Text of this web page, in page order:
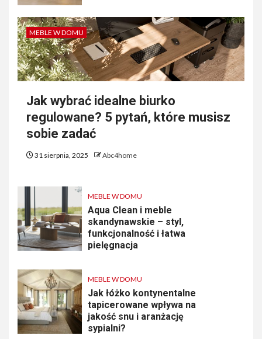
MEBLE W DOMU
Jak wybrać idealne biurko
regulowane? 5 pytań, które musisz
sobie zadać
31 sierpnia, 2025 Abc4home
MEBLE W DOMU
Aqua Clean i meble
skandynawskie – styl,
funkcjonalność i łatwa
pielęgnacja
MEBLE W DOMU
Jak łóżko kontynentalne
tapicerowane wpływa na
jakość snu i aranżację
sypialni?